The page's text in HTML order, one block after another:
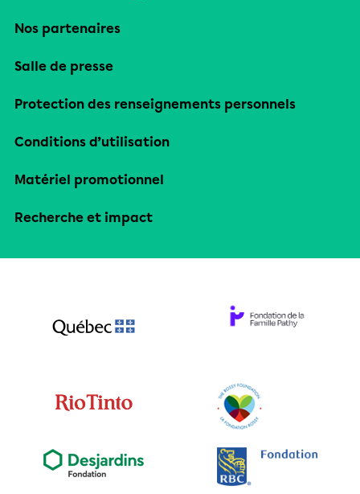
Nos partenaires
Salle de presse
Protection des renseignements personnels
Conditions d’utilisation
Matériel promotionnel
Recherche et impact